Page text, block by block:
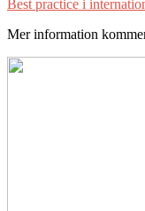
Best practice i
Mer information